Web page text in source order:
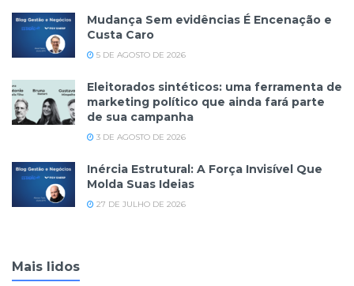
Mudança Sem evidências É Encenação e
Custa Caro
5 DE AGOSTO DE 2026
Eleitorados sintéticos: uma ferramenta de
marketing político que ainda fará parte
de sua campanha
3 DE AGOSTO DE 2026
Inércia Estrutural: A Força Invisível Que
Molda Suas Ideias
27 DE JULHO DE 2026
Mais lidos